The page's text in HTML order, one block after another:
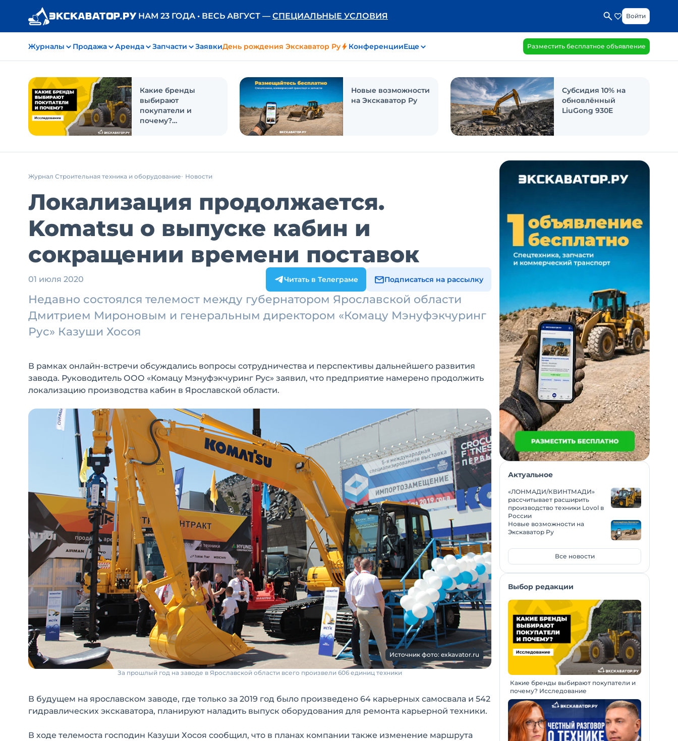
НАМ 23 ГОДА • ВЕСЬ АВГУСТ — СПЕЦИАЛЬНЫЕ УСЛОВИЯ Войти
Журналы Продажа Аренда Запчасти ЗаявкиДень рождения Экскаватор Ру КонференцииЕще Разместить бесплатное объявление
Какие бренды
выбирают
покупатели и
почему?
Новые возможности
на Экскаватор Ру
Субсидия 10% на
обновлённый
LiuGong 930E
Журнал Строительная техника и оборудование Новости
Локализация продолжается.
Komatsu о выпуске кабин и
сокращении времени поставок
01 июля 2020 Читать в Телеграме Подписаться на рассылку
Недавно состоялся телемост между губернатором Ярославской области
Дмитрием Мироновым и генеральным директором «Комацу Мэнуфэкчуринг
Рус» Казуши Хосоя
В рамках онлайн-встречи обсуждались вопросы сотрудничества и перспективы дальнейшего развития
завода. Руководитель ООО «Комацу Мэнуфэкчуринг Рус» заявил, что предприятие намерено продолжить
локализацию производства кабин в Ярославской области.
Источник фото: exkavator.ru
За прошлый год на заводе в Ярославской области всего произвели 606 единиц техники
В будущем на ярославском заводе, где только за 2019 год было произведено 64 карьерных самосвала и 542
гидравлических экскаватора, планируют наладить выпуск оборудования для ремонта карьерной техники.
В ходе телемоста господин Казуши Хосоя сообщил, что в планах компании также изменение маршрута
Актуальное
«ЛОНМАДИ/КВИНТМАДИ»
рассчитывает расширить
производство техники Lovol в
России
Новые возможности на
Экскаватор Ру
Все новости
Выбор редакции
Какие бренды выбирают покупатели и
почему? Исследование